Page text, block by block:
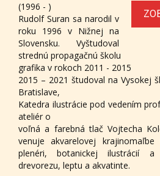
(1996 - )
Rudolf Suran sa narodil v
roku 1996 v Nižnej na
Slovensku. Vyštudoval
strednú propagačnú školu
grafika v rokoch 2011 - 2015
2015 – 2021 študoval na Vysokej
Bratislave,
Katedra ilustrácie pod vedením
ateliér o
voľná a farebná tlač Vojtecha
venuje akvarelovej
plenéri, botanickej ilustrácií a
drevorezu, leptu a akvatinte.